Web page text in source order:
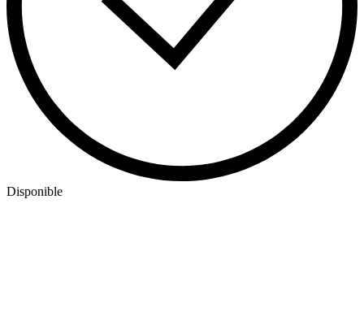
Disponible